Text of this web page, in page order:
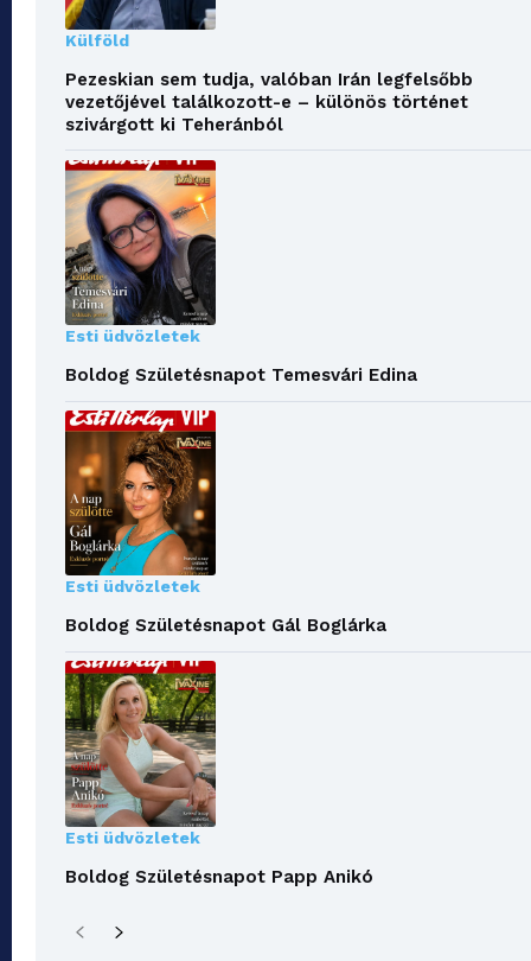
Külföld
Pezeskian sem tudja, valóban Irán legfelsőbb
vezetőjével találkozott-e – különös történet
szivárgott ki Teheránból
Esti üdvözletek
Boldog Születésnapot Temesvári Edina
Esti üdvözletek
Boldog Születésnapot Gál Boglárka
Esti üdvözletek
Boldog Születésnapot Papp Anikó